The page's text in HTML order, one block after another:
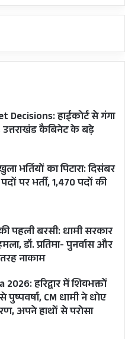
उपस्थित थे।
DHAMI
Decisions: हाईकोर्ट से गंगा
कैबिनेट के बड़े
भर्तियों का पिटारा: दिसंबर
पर भर्ती, 1,470 पदों की
पहली बरसी: धामी सरकार
डॉ. प्रतिमा- पुनर्वास और
नाकाम
हरिद्वार में शिवभक्तों
पुष्पवर्षा, CM धामी ने धोए
अपने हाथों से परोसा